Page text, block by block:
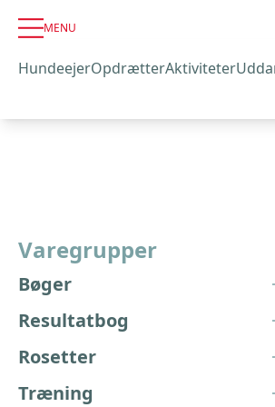
MENU
HundeejerOpdrætterAktiviteter
Varegrupper
Bøger
Resultatbog
Rosetter
Træning